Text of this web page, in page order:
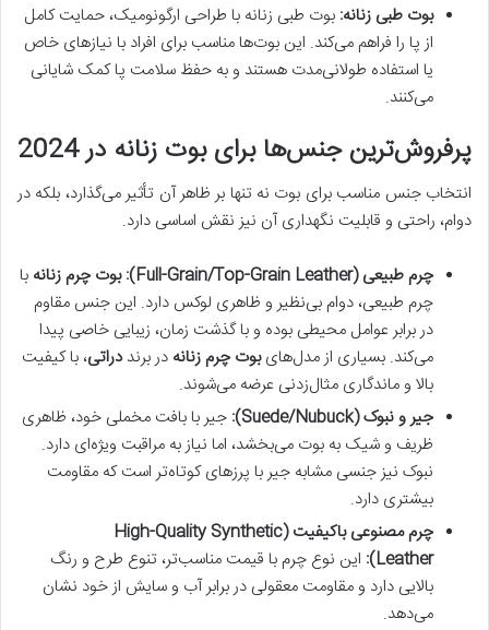
بوت طبی زنانه: بوت طبی زنانه با طراحی ارگونومیک، حمایت کامل
از پا را فراهم می‌کند. این بوت‌ها مناسب برای افراد با نیازهای خاص
یا استفاده طولانی‌مدت هستند و به حفظ سلامت پا کمک شایانی
می‌کنند.
پرفروش‌ترین جنس‌ها برای بوت زنانه در 2024
انتخاب جنس مناسب برای بوت نه تنها بر ظاهر آن تأثیر می‌گذارد، بلکه در
دوام، راحتی و قابلیت نگهداری آن نیز نقش اساسی دارد.
چرم طبیعی (Full-Grain/Top-Grain Leather):
بوت چرم زنانه با
چرم طبیعی، دوام بی‌نظیر و ظاهری لوکس دارد. این جنس مقاوم
در برابر عوامل محیطی بوده و با گذشت زمان، زیبایی خاصی پیدا
می‌کند. بسیاری از مدل‌های بوت چرم زنانه در برنددراتی، با کیفیت
بالا و ماندگاری مثال‌زدنی عرضه می‌شوند.
جیر و نبوک (Suede/Nubuck):
جیر با بافت مخملی خود، ظاهری
ظریف و شیک به بوت می‌بخشد، اما نیاز به مراقبت ویژه‌ای دارد.
نبوک نیز جنسی مشابه جیر با پرزهای کوتاه‌تر است که مقاومت
بیشتری دارد.
چرم مصنوعی باکیفیت (High-Quality Synthetic
Leather): این نوع چرم با قیمت مناسب‌تر، تنوع طرح و رنگ
بالایی دارد و مقاومت معقولی در برابر آب و سایش از خود نشان
می‌دهد.